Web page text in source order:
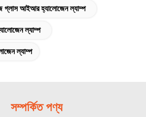
গ্লাস আইআর হ্যালোজেন ল্যাম্প
ল্যাম্প
ল্যাম্প
সম্পর্কিত পণ্য